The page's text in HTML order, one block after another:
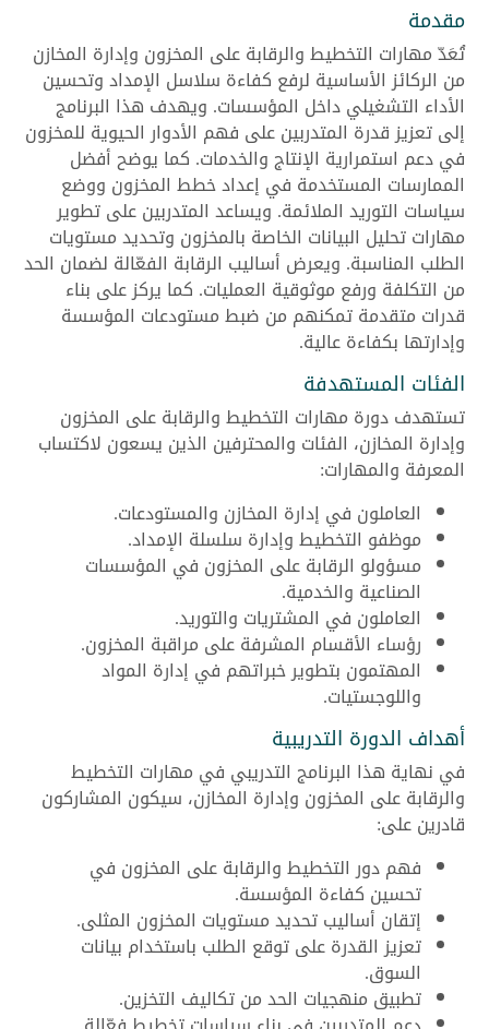
مقدمة
تُعَدّ مهارات التخطيط والرقابة على المخزون وإدارة المخازن
من الركائز الأساسية لرفع كفاءة سلاسل الإمداد وتحسين
الأداء التشغيلي داخل المؤسسات. ويهدف هذا البرنامج
إلى تعزيز قدرة المتدربين على فهم الأدوار الحيوية للمخزون
في دعم استمرارية الإنتاج والخدمات. كما يوضح أفضل
الممارسات المستخدمة في إعداد خطط المخزون ووضع
سياسات التوريد الملائمة. ويساعد المتدربين على تطوير
مهارات تحليل البيانات الخاصة بالمخزون وتحديد مستويات
الطلب المناسبة. ويعرض أساليب الرقابة الفعّالة لضمان الحد
من التكلفة ورفع موثوقية العمليات. كما يركز على بناء
قدرات متقدمة تمكنهم من ضبط مستودعات المؤسسة
وإدارتها بكفاءة عالية.
الفئات المستهدفة
تستهدف دورة مهارات التخطيط والرقابة على المخزون
وإدارة المخازن، الفئات والمحترفين الذين يسعون لاكتساب
المعرفة والمهارات:
العاملون في إدارة المخازن والمستودعات.
موظفو التخطيط وإدارة سلسلة الإمداد.
مسؤولو الرقابة على المخزون في المؤسسات
الصناعية والخدمية.
العاملون في المشتريات والتوريد.
رؤساء الأقسام المشرفة على مراقبة المخزون.
المهتمون بتطوير خبراتهم في إدارة المواد
واللوجستيات.
أهداف الدورة التدريبية
في نهاية هذا البرنامج التدريبي في مهارات التخطيط
والرقابة على المخزون وإدارة المخازن، سيكون المشاركون
قادرين على:
فهم دور التخطيط والرقابة على المخزون في
تحسين كفاءة المؤسسة.
إتقان أساليب تحديد مستويات المخزون المثلى.
تعزيز القدرة على توقع الطلب باستخدام بيانات
السوق.
تطبيق منهجيات الحد من تكاليف التخزين.